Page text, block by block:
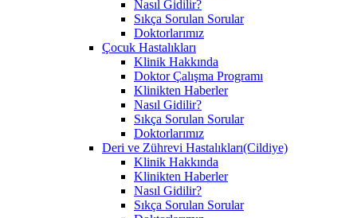
Nasıl Gidilir?
Sıkça Sorulan Sorular
Doktorlarımız
Çocuk Hastalıkları
Klinik Hakkında
Doktor Çalışma Programı
Klinikten Haberler
Nasıl Gidilir?
Sıkça Sorulan Sorular
Doktorlarımız
Deri ve Zührevi Hastalıkları(Cildiye)
Klinik Hakkında
Klinikten Haberler
Nasıl Gidilir?
Sıkça Sorulan Sorular